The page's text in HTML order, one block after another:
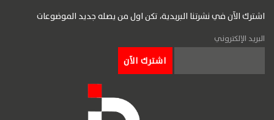
اشترك الآن في نشرتنا البريدية، تكن اول من يصله جديد الموضوعات
البريد الإلكتروني